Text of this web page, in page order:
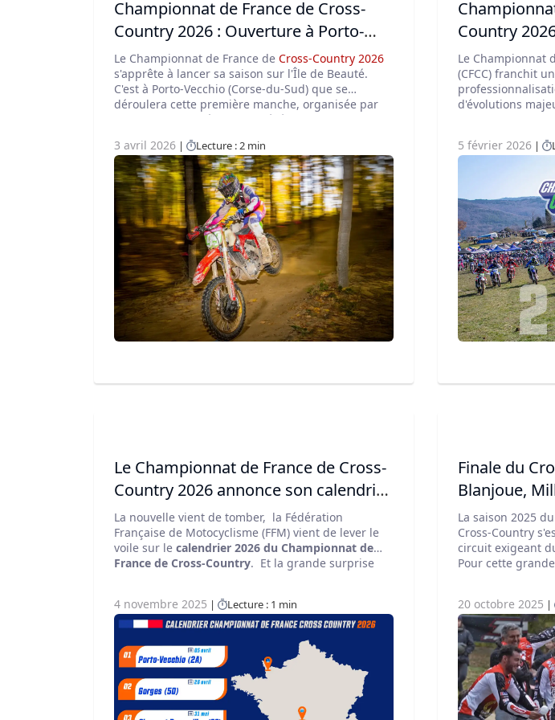
Championnat de France de Cross-
Country 2026 : Ouverture à Porto-
Vecchio ce week-end
Le Championnat de France de Cross-Country 2026
s'apprête à lancer sa saison sur l'Île de Beauté.
C'est à Porto-Vecchio (Corse-du-Sud) que se
déroulera cette première manche, organisée par
le Moto Club Extrême Sud. L'événement marque
plateau de pilotes particulièrement relevé.
3 avril 2026 Lecture : 2 min
Country
!Le Championnat
(CFCC) franchit
d'évolutions
changements,
départs), les
numérique,
5 février 2026
Le Championnat de France de Cross-
Country 2026 annonce son calendrier
!La nouvelle vient de tomber, la Fédération
Française de Motocyclisme (FFM) vient de lever le
voile sur le calendrier 2026 du Championnat de
France de Cross-Country. Et la grande surprise
Porto-Vecchio (2A) . Une manche inaugurale sur
l'Île de Beauté qui promet des paysages
magnifiques et un défi logistique et sportif pour
les pilotes dès le 5 avril.
4 novembre 2025 Lecture : 1 min
Finale du
Blanjoue,
sacrés au
d'anthologie
La saison 2025
Cross-Country
circuit exigeant
Pour cette
double, la
spectacle
creusée par la
défi de taille
reine de l'après-
20 octobre 2025